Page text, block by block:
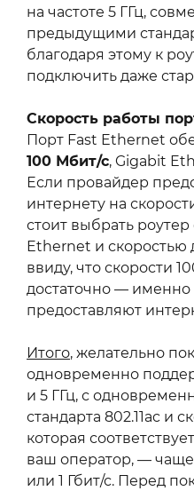
на частоте 5 ГГц,
предыдущими
благодаря этому к
подключить даже
Скорость работы
Порт Fast Ethernet
100 Мбит/с, Gigabit
Если провайдер
интернету на
стоит выбрать
Ethernet и скоростью
ввиду, что скорости
достаточно — именно
предоставляют
Итого, желательно
одновременно
и 5 ГГц, с
стандарта 802.11ac и
которая
ваш оператор, — чаще
или 1 Гбит/с. Перед